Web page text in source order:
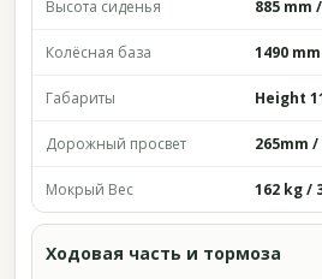
Высота сиденья 885 mm
Колёсная база 1490
Габариты Height
Дорожный просвет 265mm /
Мокрый Вес 162 kg /
Ходовая часть и тормоза